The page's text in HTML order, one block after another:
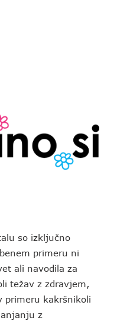
so izključno
primeru ni
ali navodila za
težav z zdravjem,
primeru kakršnikoli
z